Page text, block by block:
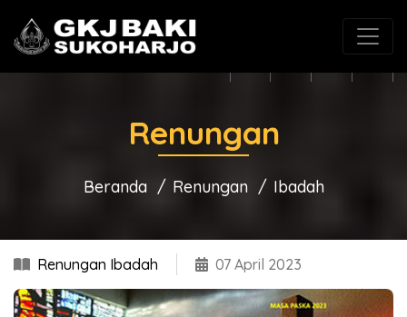
(0271) 625546 gkjbaki@gmail.com
Renungan
Beranda Renungan Ibadah
Renungan Ibadah 07 April 2023